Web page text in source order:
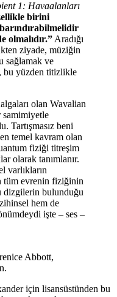
1: Havaalanları
birini
olmalıdır.” Aradığı
ziyade, müziğin
sağlamak ve
bu yüzden titizlikle
olan Wavalian
samimiyetle
Tartışmasız beni
temel kavram olan
fiziği titreşim
olarak tanımlanır.
varlıkların
tüm evrenin fiziğinin
dizgilerin bulunduğu
hem de
işte – ses –
Abbott,
için lisansüstünden bu